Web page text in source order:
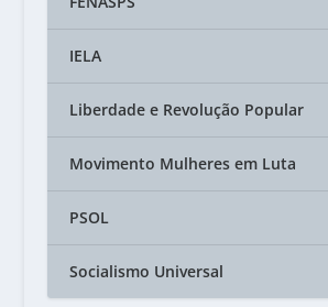
IELA
Liberdade e Revolução Popular
Movimento Mulheres em Luta
PSOL
Socialismo Universal